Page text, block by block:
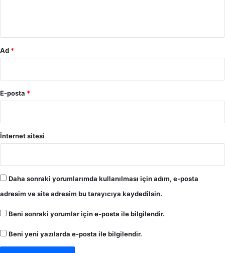
Ad *
E-posta *
İnternet sitesi
Daha sonraki yorumlarımda kullanılması için adım, e-posta
adresim ve site adresim bu tarayıcıya kaydedilsin.
Beni sonraki yorumlar için e-posta ile bilgilendir.
Beni yeni yazılarda e-posta ile bilgilendir.